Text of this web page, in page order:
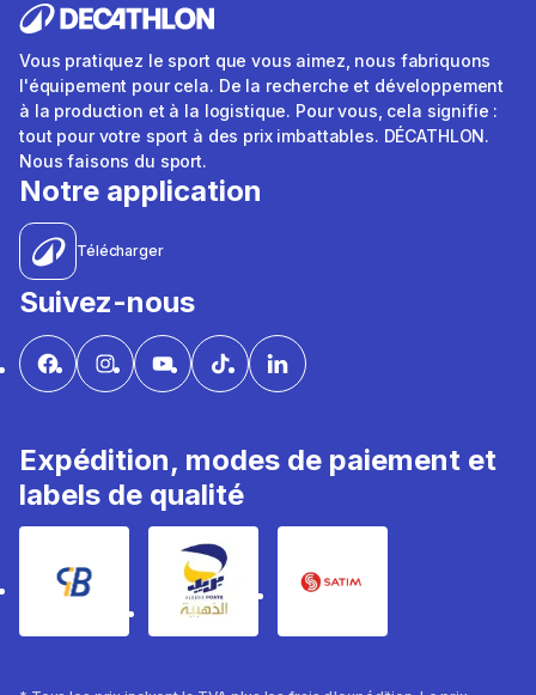
Vous pratiquez le sport que vous aimez, nous fabriquons
l'équipement pour cela. De la recherche et développement
à la production et à la logistique. Pour vous, cela signifie :
tout pour votre sport à des prix imbattables. DÉCATHLON.
Nous faisons du sport.
Notre application
Télécharger
Suivez-nous
Expédition, modes de paiement et
labels de qualité